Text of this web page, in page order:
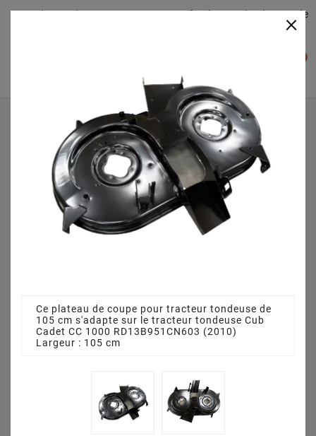
Plateaudecoupe.com : Trouver facilement le plateau de
Accueil
Plateau de coupe
Plateau de coupe 105 cm 68304330CS pour Cub Cadet CC
1000 RD13B951CN603 (2010)
×
Ce plateau de coupe pour tracteur tondeuse de
105 cm s'adapte sur le tracteur tondeuse Cub
Cadet CC 1000 RD13B951CN603 (2010)
Largeur : 105 cm